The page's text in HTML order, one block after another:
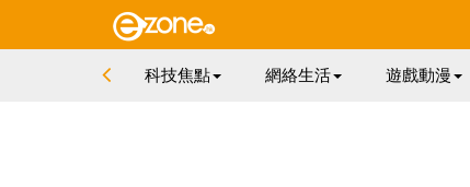
科技焦點 網絡生活 遊戲動漫